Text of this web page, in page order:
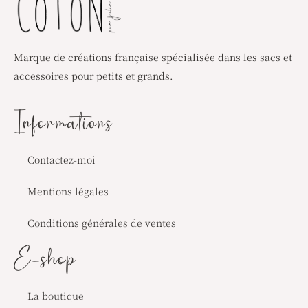
Marque de créations française spécialisée dans les sacs et
accessoires pour petits et grands.
Informations
Contactez-moi
Mentions légales
Conditions générales de ventes
E-shop
La boutique